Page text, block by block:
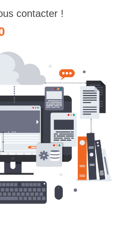
contacter !